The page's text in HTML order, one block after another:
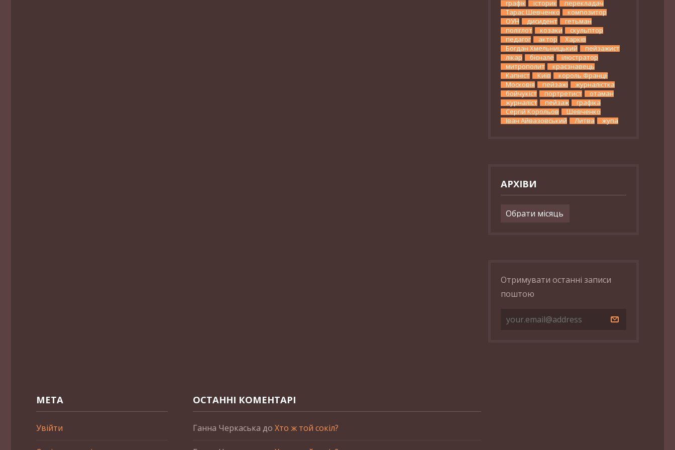
графік
історик
перекладач
Тарас Шевченко
композитор
ОУН
дисидент
гетьман
поліглот
козаки
скульптор
педагог
актор
Харків
Богдан Хмельницький
пейзажист
лікар
бієнале
ілюстратор
митрополит
краєзнавець
Капніст
Київ
король Франції
Московія
пейзажі
журналістка
бойчукіст
портретист
отаман
журналіст
пейзаж
графіка
Сергій Корольов
Шевченко
Іван Айвазовський
Литва жупа
АРХІВИ
Архіви
Отримувати останні записи
поштою
МЕТА
Увійти
ОСТАННІ КОМЕНТАРІ
Ганна Черкаська до Хто ж той сокіл?